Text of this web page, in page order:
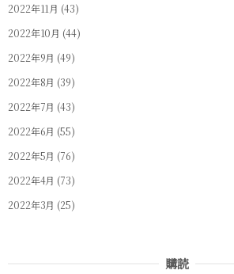
2022年11月 (43)
2022年10月 (44)
2022年9月 (49)
2022年8月 (39)
2022年7月 (43)
2022年6月 (55)
2022年5月 (76)
2022年4月 (73)
2022年3月 (25)
購読